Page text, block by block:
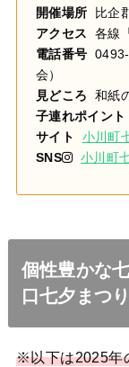
開催場所 比企
アクセス 各線
電話番号
会）
見どころ 和紙
子連れポイン
サイト
小川町
SNS
小川町
個性豊かな
口七夕まつり
※以下は2025年